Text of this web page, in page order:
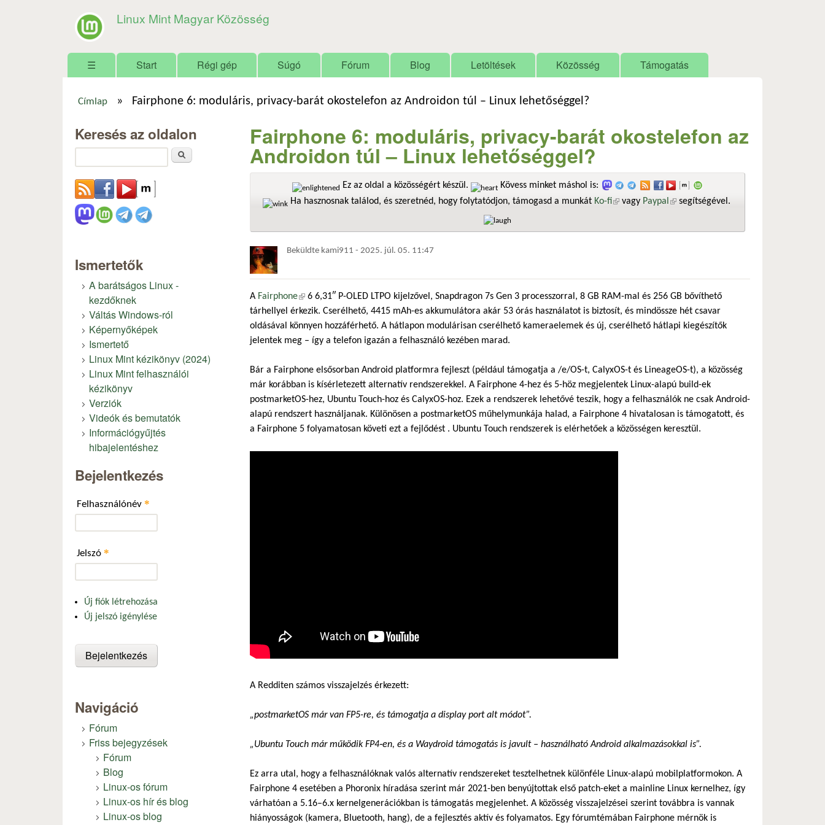
Linux Mint Magyar Közösség
Főmenü
☰ Start Régi gép Súgó Fórum Blog Letöltések Közösség Támogatás
Címlap » Fairphone 6: moduláris, privacy-barát okostelefon az Androidon túl – Linux lehetőséggel?
Fairphone 6: moduláris, privacy-barát okostelefon az
Androidon túl – Linux lehetőséggel?
Ez az oldal a közösségért készül.
Kövess minket máshol is:
Ha hasznosnak találod, és szeretnéd, hogy folytatódjon, támogasd a munkát Ko-fi(külső hivatkozás)
vagy Paypal (külső hivatkozás)
segítségével.
Beküldte kami911 - 2025. júl. 05. 11:47
A Fairphone(külső hivatkozás)
6 6,31″ P-OLED LTPO kijelzővel, Snapdragon 7s Gen 3 processzorral, 8 GB RAM-mal és 256 GB bővíthető
tárhellyel érkezik. Cserélhető, 4415 mAh-es akkumulátora akár 53 órás használatot is biztosít, és mindössze hét csavar
oldásával könnyen hozzáférhető. A hátlapon modulárisan cserélhető kameraelemek és új, cserélhető hátlapi kiegészítők
jelentek meg – így a telefon igazán a felhasználó kezében marad.
Bár a Fairphone elsősorban Android platformra fejleszt (például támogatja a /e/OS-t, CalyxOS-t és LineageOS-t), a közösség
már korábban is kísérletezett alternatív rendszerekkel. A Fairphone 4-hez és 5-höz megjelentek Linux-alapú build-ek
postmarketOS-hez, Ubuntu Touch-hoz és CalyxOS-hoz. Ezek a rendszerek lehetővé teszik, hogy a felhasználók ne csak Android-
alapú rendszert használjanak. Különösen a postmarketOS műhelymunkája halad, a Fairphone 4 hivatalosan is támogatott, és
a Fairphone 5 folyamatosan követi ezt a fejlődést . Ubuntu Touch rendszerek is elérhetőek a közösségen keresztül.
A Redditen számos visszajelzés érkezett:
„postmarketOS már van FP5-re, és támogatja a display port alt módot”.
„Ubuntu Touch már működik FP4‑en, és a Waydroid támogatás is javult – használható Android alkalmazásokkal is”.
Ez arra utal, hogy a felhasználóknak valós alternatív rendszereket tesztelhetnek különféle Linux-alapú mobilplatformokon. A
Fairphone 4 esetében a Phoronix híradása szerint már 2021-ben benyújtottak első patch-eket a mainline Linux kernelhez, így
várhatóan a 5.16–6.x kernelgenerációkban is támogatás megjelenhet. A közösség visszajelzései szerint továbbra is vannak
hiányosságok (kamera, Bluetooth, hang), de a fejlesztés aktív és folyamatos. Egy fórumtémában Fairphone mérnök is
Keresés az oldalon
Ismertetők
A barátságos Linux -
kezdőknek
Váltás Windows-ról
Képernyőképek
Ismertető
Linux Mint kézikönyv (2024)
Linux Mint felhasználói
kézikönyv
Verziók
Videók és bemutatók
Információgyűjtés
hibajelentéshez
Bejelentkezés
Felhasználónév *
Jelszó *
Új fiók létrehozása
Új jelszó igénylése
Navigáció
Fórum
Friss bejegyzések
Fórum
Blog
Linux-os fórum
Linux-os hír és blog
Linux-os blog